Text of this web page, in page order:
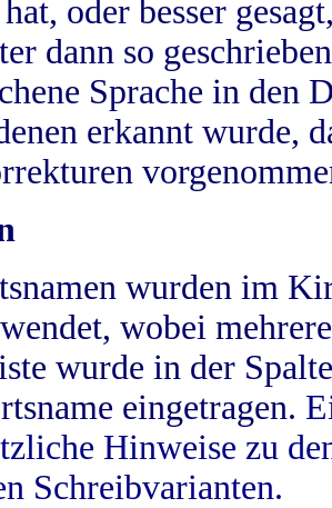
oder besser
dann so
Sprache in
erkannt wurde,
wurden im
wobei
wurde in der
eingetragen.
Hinweise zu
Schreibvarianten.